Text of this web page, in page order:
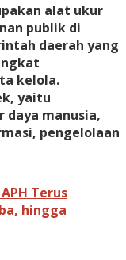
alat ukur
publik di
daerah yang
kelola.
yaitu
daya manusia,
pengelolaan
Terus
hingga